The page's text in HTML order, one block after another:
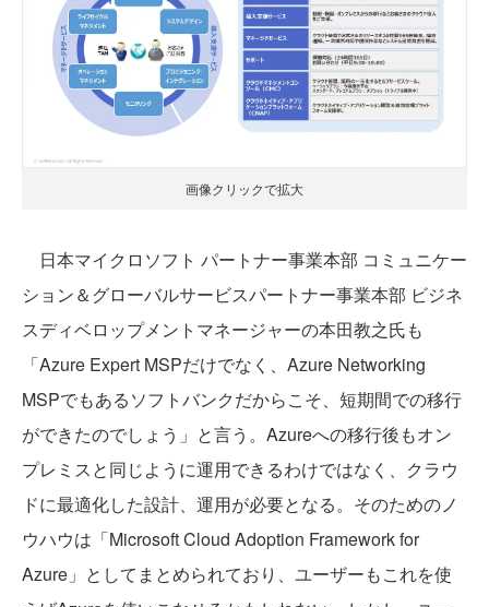
画像クリックで拡大
日本マイクロソフト パートナー事業本部 コミュニケー
ション＆グローバルサービスパートナー事業本部 ビジネ
スディベロップメントマネージャーの本田教之氏も
「Azure Expert MSPだけでなく、Azure Networking
MSPでもあるソフトバンクだからこそ、短期間での移行
ができたのでしょう」と言う。Azureへの移行後もオン
プレミスと同じように運用できるわけではなく、クラウ
ドに最適化した設計、運用が必要となる。そのためのノ
ウハウは「Microsoft Cloud Adoption Framework for
Azure」としてまとめられており、ユーザーもこれを使